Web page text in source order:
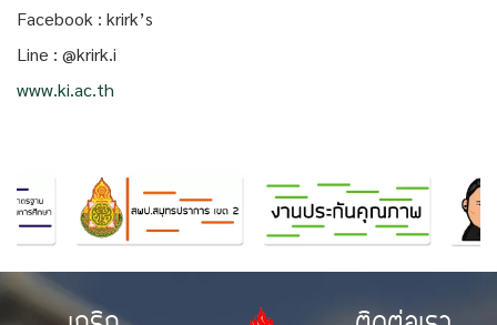
Facebook : krirk’s
Line : @krirk.i
www.ki.ac.th